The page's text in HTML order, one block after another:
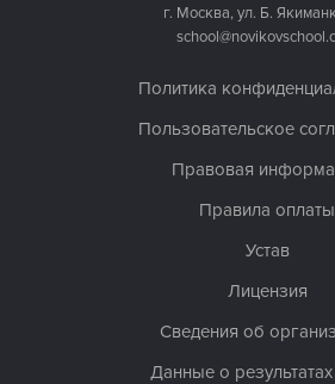
г. Москва, ул. Б.
Политика
Пользовательское
Правовая
Правила оплаты
Устав
Лицензия
Сведения об
Данные о